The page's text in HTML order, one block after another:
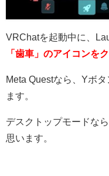
VRChatを起動中に、
「歯車」のアイコンを
Meta Questなら、Yボ
ます。
デスクトップモードな
思います。